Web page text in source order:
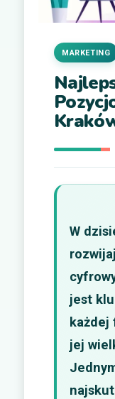
MARKETING
W
jest
każdej
jej